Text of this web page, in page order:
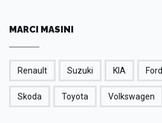
MARCI MASINI
Renault Suzuki KIA Ford
Skoda Toyota Volkswagen